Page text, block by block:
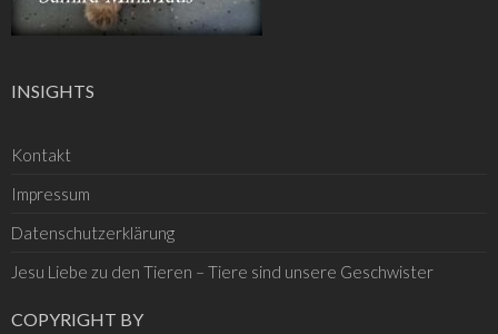
INSIGHTS
Kontakt
Impressum
Datenschutzerklärung
Jesu Liebe zu den Tieren – Tiere sind unsere Geschwister
COPYRIGHT BY